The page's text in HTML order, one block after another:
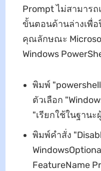
Prompt ไม่สามาร
ขั้นตอนด้านล่างเพื่อ
คุณลักษณะ
Windows
พิมพ์
ตัวเลือก
"เรียกใช้ในฐาน
พิมพ์คําสั่ง
FeatureName